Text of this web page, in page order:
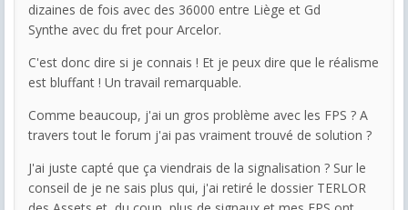
dizaines de fois avec des 36000 entre Liège et Gd
Synthe avec du fret pour Arcelor.
C'est donc dire si je connais ! Et je peux dire que le réalisme
est bluffant ! Un travail remarquable.
Comme beaucoup, j'ai un gros problème avec les FPS ? A
travers tout le forum j'ai pas vraiment trouvé de solution ?
J'ai juste capté que ça viendrais de la signalisation ? Sur le
conseil de je ne sais plus qui, j'ai retiré le dossier TERLOR